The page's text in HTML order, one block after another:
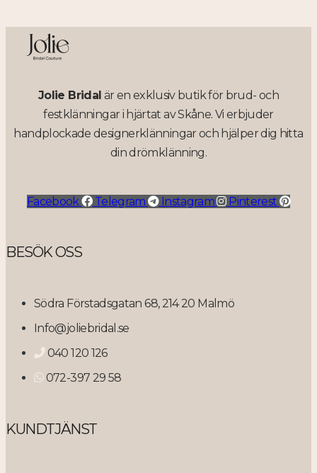
Jolie Bridal är en exklusiv butik för brud- och
festklänningar i hjärtat av Skåne. Vi erbjuder
handplockade designerklänningar och hjälper dig hitta
din drömklänning.
Facebook Telegram Instagram Pinterest
BESÖK OSS
Södra Förstadsgatan 68, 214 20 Malmö
Info@joliebridal.se
040 120 126
072-397 29 58
KUNDTJÄNST